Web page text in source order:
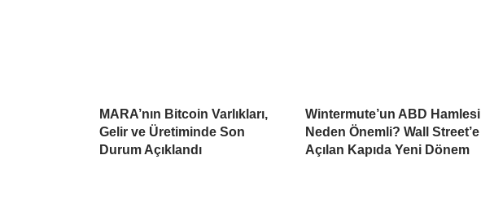
MARA’nın Bitcoin Varlıkları,
Gelir ve Üretiminde Son
Durum Açıklandı
Wintermute’un ABD Hamlesi
Neden Önemli? Wall Street’e
Açılan Kapıda Yeni Dönem